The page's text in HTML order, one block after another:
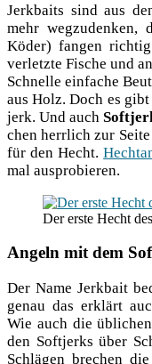
Jerk­baits sind aus
mehr weg­zu­den­ken,
Köder) fan­gen
ver­letz­te Fische und
Schnel­le ein­fa­che
aus Holz. Doch es
jerk. Und auch
chen herr­lich zur
für den Hecht.
mal ausprobieren.
Der ers­te Hecht
Angeln mit dem
Der Name Jerk­bait
genau das erklärt
Wie auch die
den Soft­jerks über
Schlä­gen bre­chen